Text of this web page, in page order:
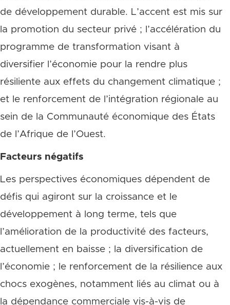
de développement durable. L’accent est mis sur
la promotion du secteur privé ; l’accélération du
programme de transformation visant à
diversifier l’économie pour la rendre plus
résiliente aux effets du changement climatique ;
et le renforcement de l’intégration régionale au
sein de la Communauté économique des États
de l’Afrique de l’Ouest.
Facteurs négatifs
Les perspectives économiques dépendent de
défis qui agiront sur la croissance et le
développement à long terme, tels que
l’amélioration de la productivité des facteurs,
actuellement en baisse ; la diversification de
l’économie ; le renforcement de la résilience aux
chocs exogènes, notamment liés au climat ou à
la dépendance commerciale vis-à-vis de